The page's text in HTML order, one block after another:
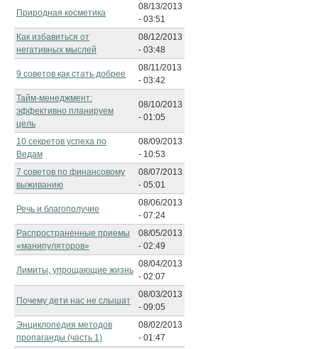
Природная косметика
08/13/2013
- 03:51
Как избавиться от
негативных мыслей
08/12/2013
- 03:48
9 советов как стать добрее
08/11/2013
- 03:42
Тайм-менеджмент:
эффективно планируем
цель
08/10/2013
- 01:05
10 секретов успеха по
Ведам
08/09/2013
- 10:53
7 советов по финансовому
выживанию
08/07/2013
- 05:01
Речь и благополучие
08/06/2013
- 07:24
Распространенные приемы
«манипуляторов»
08/05/2013
- 02:49
Лимиты, упрощающие жизнь
08/04/2013
- 02:07
Почему дети нас не слышат
08/03/2013
- 09:05
Энциклопедия методов
пропаганды (часть 1)
08/02/2013
- 01:47